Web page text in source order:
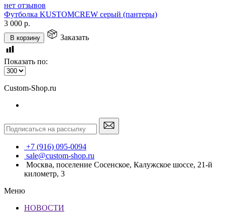
нет отзывов
Футболка KUSTOMCREW серый (пантеры)
3 000 р.
В корзину Заказать
Показать по:
Custom-Shop.ru
+7 (916) 095-0094
sale@custom-shop.ru
Москва, поселение Сосенское, Калужское шоссе, 21-й
километр, 3
Меню
НОВОСТИ